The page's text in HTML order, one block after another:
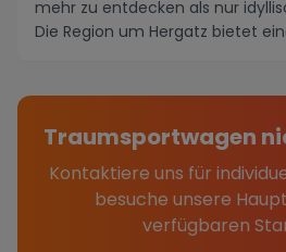
mehr zu entdecken als nur
Die Region um Hergatz bietet
Traumsportwagen
Kontaktiere uns für
besuche unsere
verfügbaren